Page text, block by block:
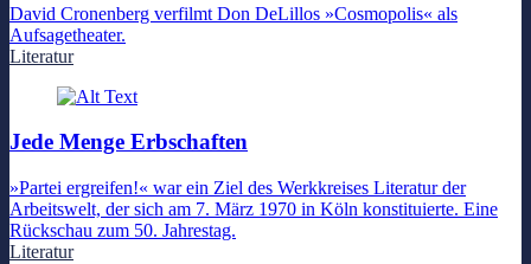
David Cronenberg verfilmt Don DeLillos »Cosmopolis« als
Aufsagetheater.
Literatur
Jede Menge Erbschaften
»Partei ergreifen!« war ein Ziel des Werkkreises Literatur der
Arbeitswelt, der sich am 7. März 1970 in Köln konstituierte. Eine
Rückschau zum 50. Jahrestag.
Literatur